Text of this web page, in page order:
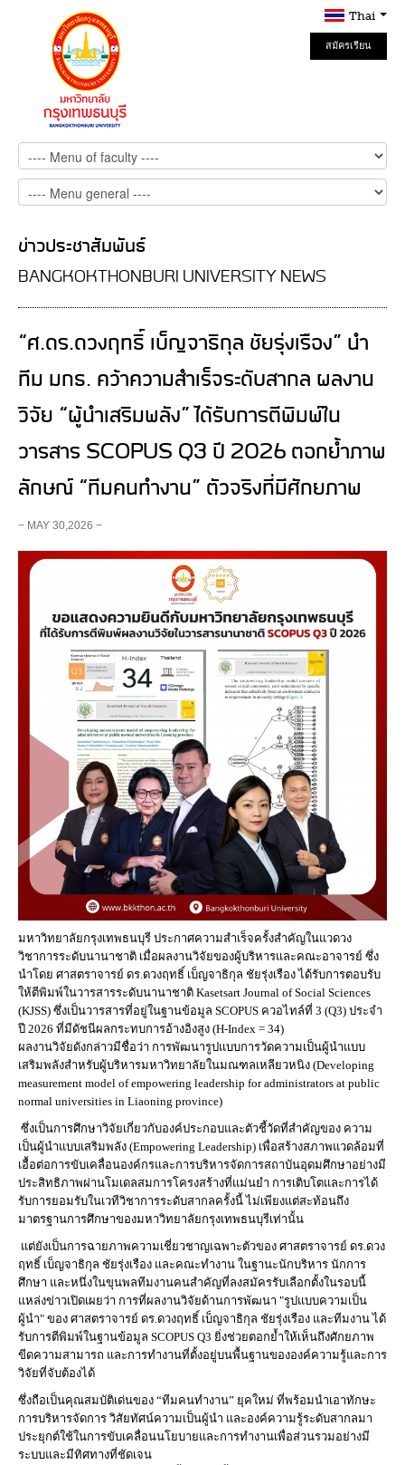
Thai
สมัครเรียน
Online
ข่าวประชาสัมพันธ์
BANGKOKTHONBURI UNIVERSITY NEWS
“ศ.ดร.ดวงฤทธิ์ เบ็ญจาธิกุล ชัยรุ่งเรือง” นำ
ทีม มกธ. คว้าความสำเร็จระดับสากล ผลงาน
วิจัย “ผู้นำเสริมพลัง” ได้รับการตีพิมพ์ใน
วารสาร SCOPUS Q3 ปี 2026 ตอกย้ำภาพ
ลักษณ์ “ทีมคนทำงาน” ตัวจริงที่มีศักยภาพ
− MAY 30,2026 −
มหาวิทยาลัยกรุงเทพธนบุรี ประกาศความสำเร็จครั้งสำคัญในแวดวง
วิชาการระดับนานาชาติ เมื่อผลงานวิจัยของผู้บริหารและคณะอาจารย์ ซึ่ง
นำโดย ศาสตราจารย์ ดร.ดวงฤทธิ์ เบ็ญจาธิกุล ชัยรุ่งเรือง ได้รับการตอบรับ
ให้ตีพิมพ์ในวารสารระดับนานาชาติ Kasetsart Journal of Social Sciences
(KJSS) ซึ่งเป็นวารสารที่อยู่ในฐานข้อมูล SCOPUS ควอไทล์ที่ 3 (Q3) ประจำ
ปี 2026 ที่มีดัชนีผลกระทบการอ้างอิงสูง (H-Index = 34)
ผลงานวิจัยดังกล่าวมีชื่อว่า การพัฒนารูปแบบการวัดความเป็นผู้นำแบบ
เสริมพลังสำหรับผู้บริหารมหาวิทยาลัยในมณฑลเหลียวหนิง (Developing
measurement model of empowering leadership for administrators at public
normal universities in Liaoning province)
ซึ่งเป็นการศึกษาวิจัยเกี่ยวกับองค์ประกอบและตัวชี้วัดที่สำคัญของ ความ
เป็นผู้นำแบบเสริมพลัง (Empowering Leadership) เพื่อสร้างสภาพแวดล้อมที่
เอื้อต่อการขับเคลื่อนองค์กรและการบริหารจัดการสถาบันอุดมศึกษาอย่างมี
ประสิทธิภาพผ่านโมเดลสมการโครงสร้างที่แม่นยำ การเติบโตและการได้
รับการยอมรับในเวทีวิชาการระดับสากลครั้งนี้ ไม่เพียงแต่สะท้อนถึง
มาตรฐานการศึกษาของมหาวิทยาลัยกรุงเทพธนบุรีเท่านั้น
แต่ยังเป็นการฉายภาพความเชี่ยวชาญเฉพาะตัวของ ศาสตราจารย์ ดร.ดวง
ฤทธิ์ เบ็ญจาธิกุล ชัยรุ่งเรือง และคณะทำงาน ในฐานะนักบริหาร นักการ
ศึกษา และหนึ่งในขุนพลทีมงานคนสำคัญที่ลงสมัครรับเลือกตั้งในรอบนี้
แหล่งข่าวเปิดเผยว่า การที่ผลงานวิจัยด้านการพัฒนา "รูปแบบความเป็น
ผู้นำ" ของ ศาสตราจารย์ ดร.ดวงฤทธิ์ เบ็ญจาธิกุล ชัยรุ่งเรือง และทีมงาน ได้
รับการตีพิมพ์ในฐานข้อมูล SCOPUS Q3 ยิ่งช่วยตอกย้ำให้เห็นถึงศักยภาพ
ขีดความสามารถ และการทำงานที่ตั้งอยู่บนพื้นฐานขององค์ความรู้และการ
วิจัยที่จับต้องได้
ซึ่งถือเป็นคุณสมบัติเด่นของ “ทีมคนทำงาน” ยุคใหม่ ที่พร้อมนำเอาทักษะ
การบริหารจัดการ วิสัยทัศน์ความเป็นผู้นำ และองค์ความรู้ระดับสากลมา
ประยุกต์ใช้ในการขับเคลื่อนนโยบายและการทำงานเพื่อส่วนรวมอย่างมี
ระบบและมีทิศทางที่ชัดเจน